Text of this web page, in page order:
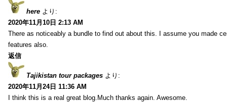
here より:
2020年11月10日 2:13 AM
There as noticeably a bundle to find out about this. I assume you made
features also.
返信
Tajikistan tour packages より:
2020年11月24日 11:36 AM
I think this is a real great blog.Much thanks again. Awesome.